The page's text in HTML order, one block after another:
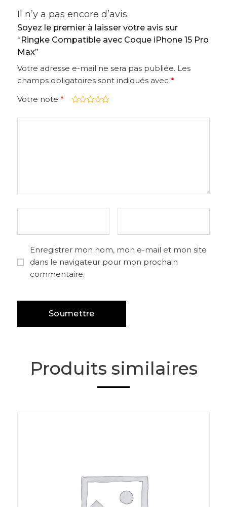
Il n’y a pas encore d’avis.
Soyez le premier à laisser votre avis sur
“Ringke Compatible avec Coque iPhone 15 Pro
Max”
Votre adresse e-mail ne sera pas publiée. Les
champs obligatoires sont indiqués avec *
Votre note *
Enregistrer mon nom, mon e-mail et mon site
dans le navigateur pour mon prochain
commentaire.
Produits similaires